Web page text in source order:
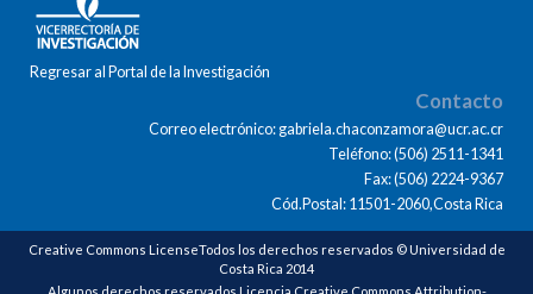
Regresar al Portal de la Investigación
Contacto
Correo electrónico: gabriela.chaconzamora@ucr.ac.cr
Teléfono: (506) 2511-1341
Fax: (506) 2224-9367
Cód.Postal: 11501-2060,Costa Rica
Creative Commons LicenseTodos los derechos reservados © Universidad de
Costa Rica 2014